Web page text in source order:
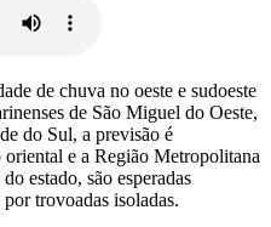
de chuva no oeste e sudoeste
de São Miguel do Oeste,
do Sul, a previsão é
oriental e a Região Metropolitana
estado, são esperadas
trovoadas isoladas.